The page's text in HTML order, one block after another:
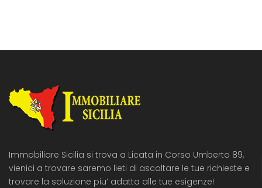
Immobiliare Sicilia si trova a Licata in Corso Umberto 89,
vienici a trovare saremo lieti di ascoltare le tue richieste e
trovare la soluzione piu’ adatta alle tue esigenze!